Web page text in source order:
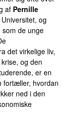
af Pernille
og
som de unge
det virkelige liv,
og den
er en
fortæller, hvordan
ned i den